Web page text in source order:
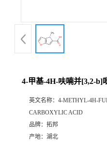
4-甲基-4H-呋喃并[3,2-b]
英文名称： 4-METHYL-4H-
CARBOXYLIC ACID
品牌： 拓邦
产地： 湖北